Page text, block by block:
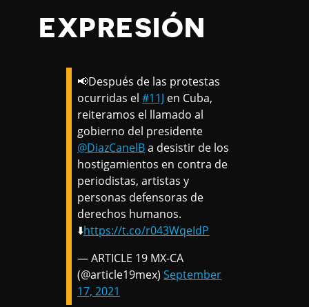
EXPRESIÓN
📢Después de las protestas
ocurridas el#11J en Cuba,
reiteramos el llamado al
gobierno del presidente
@DiazCanelBa desistir de los
hostigamientos en contra de
periodistas, artistas y
personas defensoras de
derechos humanos.
⬇️https://t.co/r043WqeIdP
— ARTICLE 19 MX-CA
(@article19mex)September
17, 2021